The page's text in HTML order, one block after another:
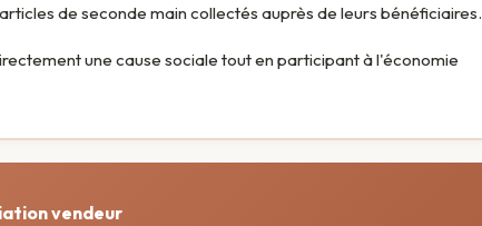
de seconde main collectés auprès de leurs bénéficiaires.
une cause sociale tout en participant à l'économie
vendeur